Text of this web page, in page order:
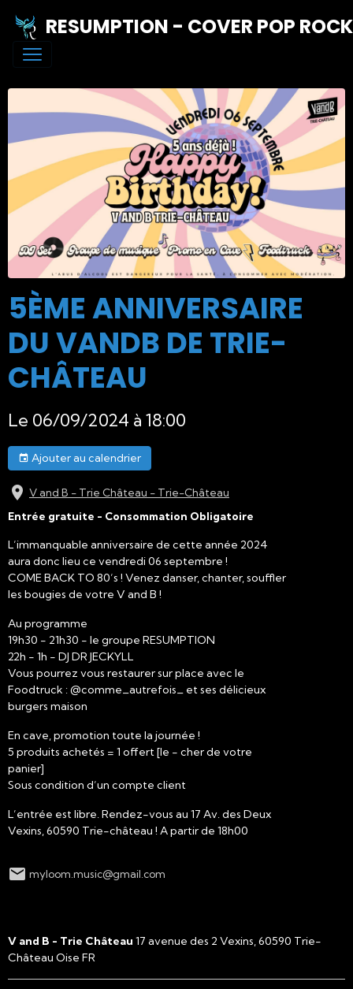
RESUMPTION - COVER POP ROCK
5ÈME ANNIVERSAIRE
DU VANDB DE TRIE-
CHÂTEAU
Le 06/09/2024 à 18:00
Ajouter au calendrier
V and B - Trie Château - Trie-Château
Entrée gratuite - Consommation Obligatoire
L’immanquable anniversaire de cette année 2024
aura donc lieu ce vendredi 06 septembre !
COME BACK TO 80’s ! Venez danser, chanter, souffler
les bougies de votre V and B !
Au programme
19h30 - 21h30 - le groupe RESUMPTION
22h - 1h - DJ DR JECKYLL
Vous pourrez vous restaurer sur place avec le
Foodtruck : @comme_autrefois_ et ses délicieux
burgers maison
En cave, promotion toute la journée !
5 produits achetés = 1 offert [le - cher de votre
panier]
Sous condition d’un compte client
L’entrée est libre. Rendez-vous au 17 Av. des Deux
Vexins, 60590 Trie-château ! A partir de 18h00
myloom.music@gmail.com
V and B - Trie Château 17 avenue des 2 Vexins, 60590 Trie-
Château Oise FR